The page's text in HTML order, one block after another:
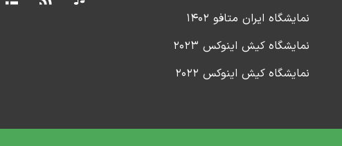
نمایشگاه ایران متافو ۱۴۰۲
نمایشگاه کیش اینوکس ۲۰۲۳
نمایشگاه کیش اینوکس ۲۰۲۲